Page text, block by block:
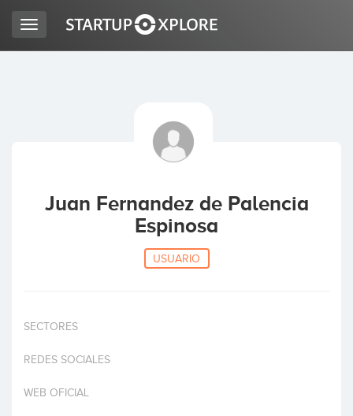
ACCESO
Inicio
Toggle
navigation
Juan Fernandez de Palencia
Espinosa
USUARIO
SECTORES
REDES SOCIALES
WEB OFICIAL